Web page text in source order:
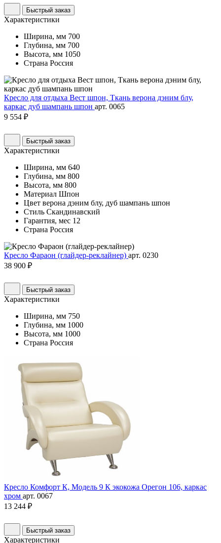
Быстрый заказ
Характеристики
Ширина, мм 700
Глубина, мм 700
Высота, мм 1050
Страна Россия
Кресло для отдыха Вест шпон, Ткань верона дэним блу,
каркас дуб шампань шпон арт. 0065
9 554 ₽
Быстрый заказ
Характеристики
Ширина, мм 640
Глубина, мм 800
Высота, мм 800
Материал Шпон
Цвет верона дэним блу, дуб шампань шпон
Стиль Скандинавский
Гарантия, мес 12
Страна Россия
Кресло Фараон (глайдер-реклайнер) арт. 0230
38 900 ₽
Быстрый заказ
Характеристики
Ширина, мм 750
Глубина, мм 1000
Высота, мм 1000
Страна Россия
Кресло Комфорт К, Модель 9 К экокожа Орегон 106, каркас
хром арт. 0067
13 244 ₽
Быстрый заказ
Характеристики